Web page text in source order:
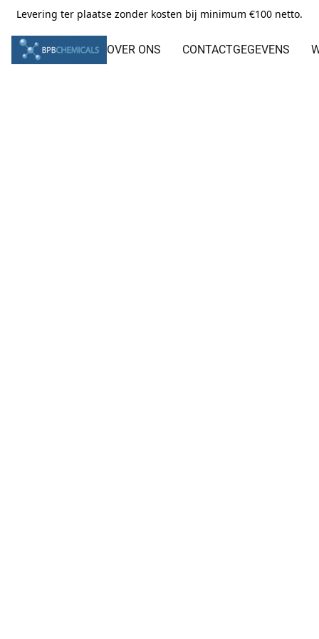
Levering ter plaatse zonder kosten bij minimum €100 netto.
OVER ONS CONTACTGEGEVENS